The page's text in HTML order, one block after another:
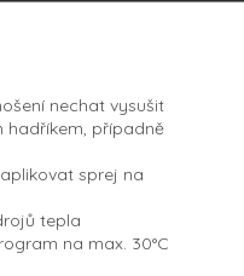
nechat vysušit
hadříkem, případně
sprej na
tepla
na max. 30°C